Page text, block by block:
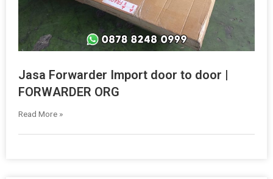
Jasa Forwarder Import door to door |
FORWARDER ORG
Read More »